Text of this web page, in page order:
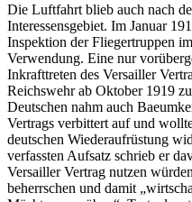
Die Luftfahrt blieb auch nach
Interessensgebiet. Im Januar
Inspektion der Fliegertruppen
Verwendung. Eine nur
Inkrafttreten des Versailler
Reichswehr ab Oktober 1919
Deutschen nahm auch
Vertrags verbittert auf und
deutschen Wiederaufrüstung
verfassten Aufsatz schrieb er
Versailler Vertrag nutzen
beherrschen und damit